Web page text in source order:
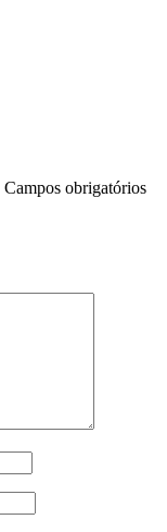
Campos obrigatórios